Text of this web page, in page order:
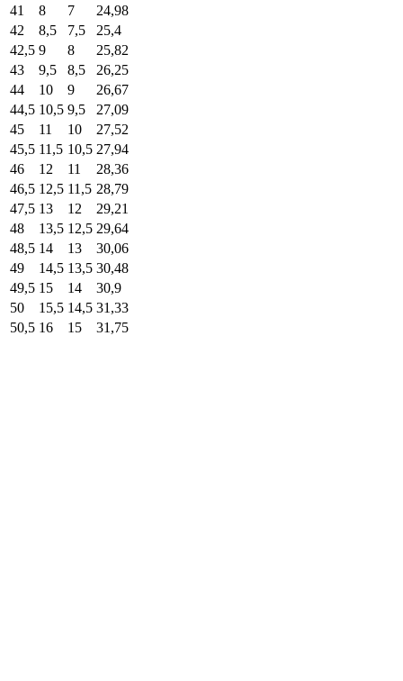
41
8 7
24,98
42
8,5 7,5
25,4
42,5 9 8
25,82
43
9,5 8,5
26,25
44
10 9
26,67
44,5 10,5 9,5
27,09
45
11 10
27,52
45,5 11,5 10,5 27,94
46
12 11
28,36
46,5 12,5 11,5 28,79
47,5 13 12
29,21
48
13,5 12,5 29,64
48,5 14 13
30,06
49
14,5 13,5 30,48
49,5 15 14
30,9
50
15,5 14,5 31,33
50,5 16 15 31,75